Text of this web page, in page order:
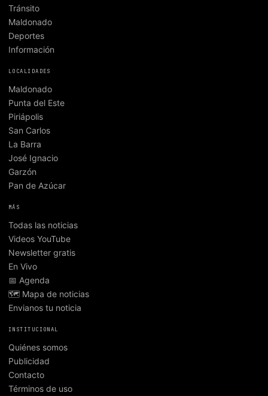
Tránsito
Maldonado
Deportes
Información
LOCALIDADES
Maldonado
Punta del Este
Piriápolis
San Carlos
La Barra
José Ignacio
Garzón
Pan de Azúcar
MÁS
Todas las noticias
Videos YouTube
Newsletter gratis
En Vivo
📅 Agenda
🗺️ Mapa de noticias
Envianos tu noticia
INSTITUCIONAL
Quiénes somos
Publicidad
Contacto
Términos de uso